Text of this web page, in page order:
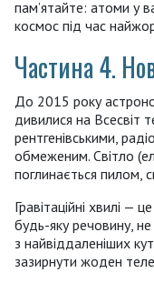
пам’ятайте: атоми у
космос під час
Частина 4.
До 2015 року
дивилися на Всесвіт
рентгенівськими,
обмеженим. Світло
поглинається пилом,
Гравітаційні хвилі —
будь-яку речовину,
з найвіддаленіших
зазирнути жоден